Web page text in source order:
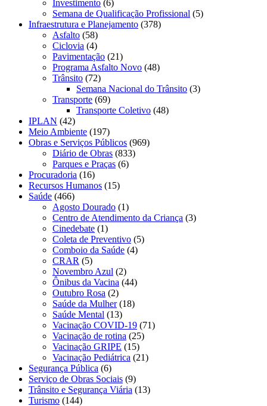
Investimento (6)
Semana de Qualificação Profissional (5)
Infraestrutura e Planejamento (378)
Asfalto (58)
Ciclovia (4)
Pavimentação (21)
Programa Asfalto Novo (48)
Trânsito (72)
Semana Nacional do Trânsito (3)
Transporte (69)
Transporte Coletivo (48)
IPLAN (42)
Meio Ambiente (197)
Obras e Serviços Públicos (969)
Diário de Obras (833)
Parques e Praças (6)
Procuradoria (16)
Recursos Humanos (15)
Saúde (466)
Agosto Dourado (1)
Centro de Atendimento da Criança (3)
Cinedebate (1)
Coleta de Preventivo (5)
Comboio da Saúde (4)
CRAR (5)
Novembro Azul (2)
Ônibus da Vacina (44)
Outubro Rosa (2)
Saúde da Mulher(18)
Saúde Mental (13)
Vacinação COVID-19 (71)
Vacinação de rotina (25)
Vacinação GRIPE (15)
Vacinação Pediátrica (21)
Segurança Pública (6)
Serviço de Obras Sociais (9)
Trânsito e Segurança Viária (13)
Turismo (144)